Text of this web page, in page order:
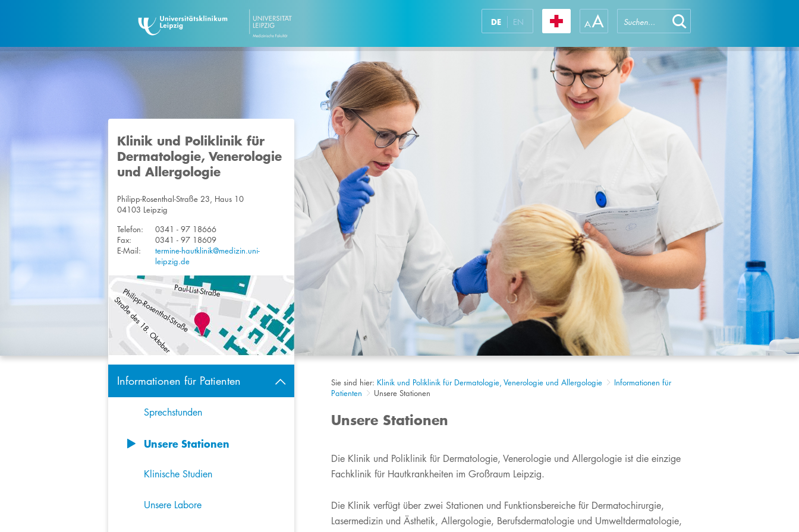
DE EN
Klinik und Poliklinik für
Dermatologie, Venerologie
und Allergologie
Philipp-Rosenthal-Straße 23, Haus 10
04103 Leipzig
Telefon:
0341 - 97 18666
Fax:
0341 - 97 18609
E-Mail:
termine-hautklinik@medizin.uni-
leipzig.de
Informationen für Patienten
Sprechstunden
8 Unsere Stationen
Klinische Studien
Unsere Labore
Sie sind hier: Klinik und Poliklinik für Dermatologie, Venerologie und Allergologie
Informationen für
Patienten
Unsere Stationen
Unsere Stationen
​Die Klinik und Poliklinik für Dermatologie, Venerologie und Allergologie ist die einzige
Fachklinik für Hautkrankheiten im Großraum Leipzig.​
Die Klinik verfügt über zwei Stationen und Funktionsbereiche für Dermatochirurgie,
Lasermedizin und Ästhetik, Allergologie, Berufsdermatologie und Umweltdermatologie,